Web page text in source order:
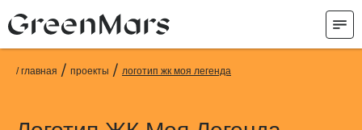
/ главная / проекты / логотип жк моя легенда